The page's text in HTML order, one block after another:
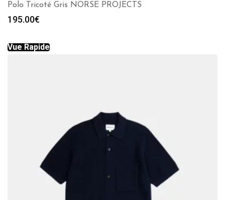
Polo Tricoté Gris NORSE PROJECTS
195.00€
Vue Rapide